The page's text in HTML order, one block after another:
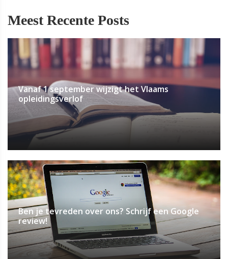
Meest Recente Posts
Vanaf 1 september wijzigt het Vlaams
opleidingsverlof
Ben je tevreden over ons? Schrijf een Google
review!